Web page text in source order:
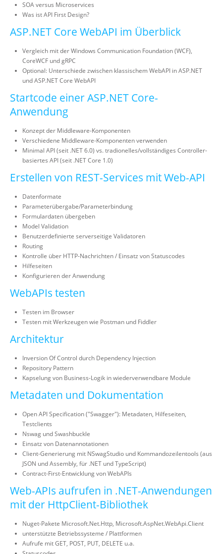
SOA versus Microservices
Was ist API First Design?
ASP.NET Core WebAPI im Überblick
Vergleich mit der Windows Communication Foundation (WCF),
CoreWCF und gRPC
Optional: Unterschiede zwischen klassischem WebAPI in ASP.NET
und ASP.NET Core WebAPI
Startcode einer ASP.NET Core-
Anwendung
Konzept der Middleware-Komponenten
Verschiedene Middleware-Komponenten verwenden
Minimal API (seit .NET 6.0) vs. tradionelles/vollständiges Controller-
basiertes API (seit .NET Core 1.0)
Erstellen von REST-Services mit Web-API
Datenformate
Parameterübergabe/Parameterbindung
Formulardaten übergeben
Model Validation
Benutzerdefinierte serverseitige Validatoren
Routing
Kontrolle über HTTP-Nachrichten / Einsatz von Statuscodes
Hilfeseiten
Konfigurieren der Anwendung
WebAPIs testen
Testen im Browser
Testen mit Werkzeugen wie Postman und Fiddler
Architektur
Inversion Of Control durch Dependency Injection
Repository Pattern
Kapselung von Business-Logik in wiederverwendbare Module
Metadaten und Dokumentation
Open API Specification ("Swagger"): Metadaten, Hilfeseiten,
Testclients
Nswag und Swashbuckle
Einsatz von Datenannotationen
Client-Generierung mit NSwagStudio und Kommandozeilentools (aus
JSON und Assembly, für .NET und TypeScript)
Contract-First-Entwicklung von WebAPIs
Web-APIs aufrufen in .NET-Anwendungen
mit der HttpClient-Bibliothek
Nuget-Pakete Microsoft.Net.Http, Microsoft.AspNet.WebApi.Client
unterstützte Betriebssysteme / Plattformen
Aufrufe mit GET, POST, PUT, DELETE u.a.